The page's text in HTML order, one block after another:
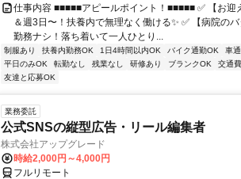
仕事内容 ■■■■■アピールポイント！■■■■■ ✅ 【お
＆週3日〜！扶養内で無理なく働ける✨ ✅ 【病院の
勤務ナシ！落ち着いて一人ひとり...
制服あり 扶養内勤務OK 1日4時間以内OK バイク通勤OK 車
平日のみOK
転勤なし 残業なし 研修あり ブランクOK 交通
友達と応募OK
業務委託
公式SNSの縦型広告・リール編集者
株式会社アップグレード
時給2,000円～4,000円
フルリモート